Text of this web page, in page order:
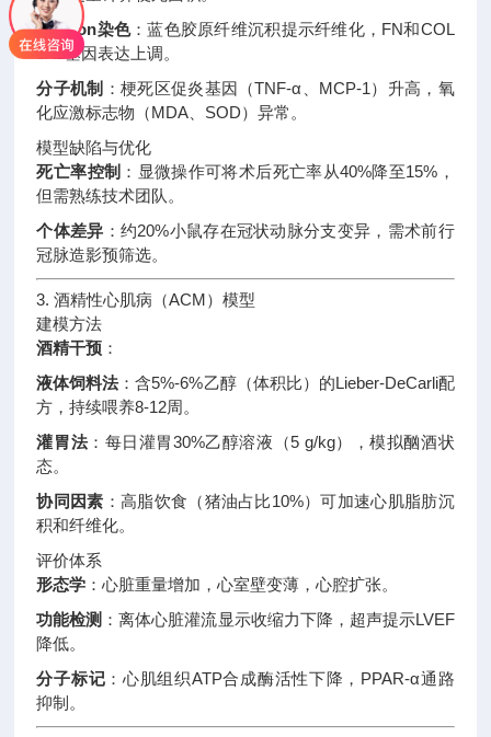
Masson染色：蓝色胶原纤维沉积提示纤维化，FN和COL
3A1基因表达上调。
分子机制 ：梗死区促炎基因（TNF-α、MCP-1）升高，氧
化应激标志物（MDA、SOD）异常 。
模型缺陷与优化
死亡率控制 ：显微操作可将术后死亡率从40%降至15%，
但需熟练技术团队 。
个体差异 ：约20%小鼠存在冠状动脉分支变异，需术前行
冠脉造影预筛选。
3. 酒精性心肌病（ACM）模型
建模方法
酒精干预 ：
液体饲料法：含5%-6%乙醇（体积比）的Lieber-DeCarli配
方，持续喂养8-12周。
灌胃法：每日灌胃30%乙醇溶液（5 g/kg），模拟酗酒状
态。
协同因素 ：高脂饮食（猪油占比10%）可加速心肌脂肪沉
积和纤维化。
评价体系
形态学 ：心脏重量增加，心室壁变薄，心腔扩张。
功能检测 ：离体心脏灌流显示收缩力下降，超声提示LVEF
降低。
分子标记 ：心肌组织ATP合成酶活性下降，PPAR-α通路
抑制 。